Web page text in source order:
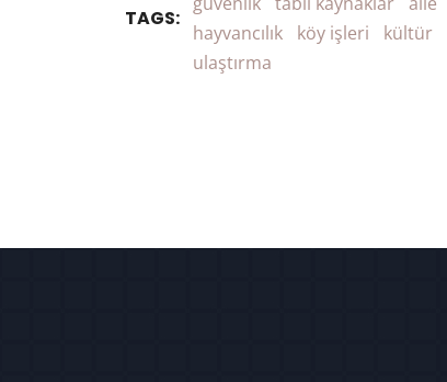
TAGS:
hayvancılık
köy işleri kültür
ulaştırma